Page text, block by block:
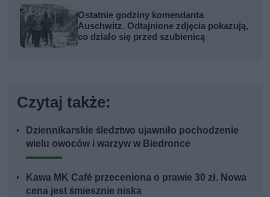
Ostatnie godziny komendanta
Auschwitz. Odtajnione zdjęcia pokazują,
co działo się przed szubienicą
Czytaj także:
Dziennikarskie śledztwo ujawniło pochodzenie
wielu owoców i warzyw w Biedronce
Kawa MK Café przeceniona o prawie 30 zł. Nowa
cena jest śmiesznie niska